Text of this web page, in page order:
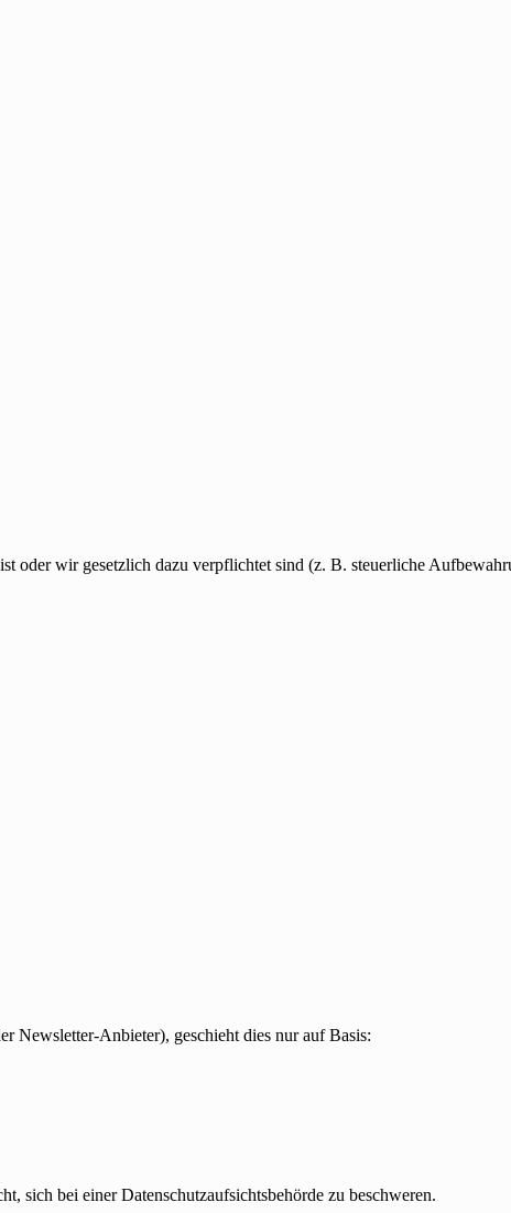
oder wir gesetzlich dazu verpflichtet sind (z. B. steuerliche
Newsletter-Anbieter), geschieht dies nur auf Basis:
sich bei einer Datenschutzaufsichtsbehörde zu beschweren.